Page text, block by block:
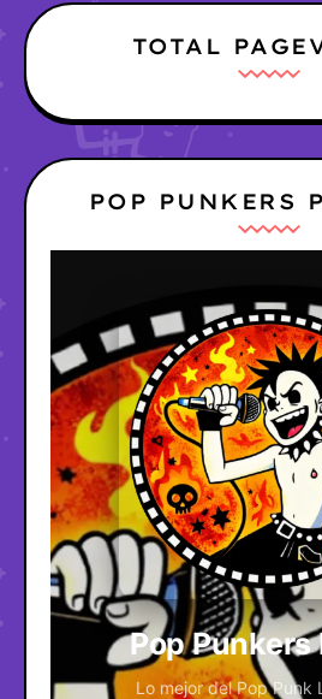
TOTAL
POP PUNKERS